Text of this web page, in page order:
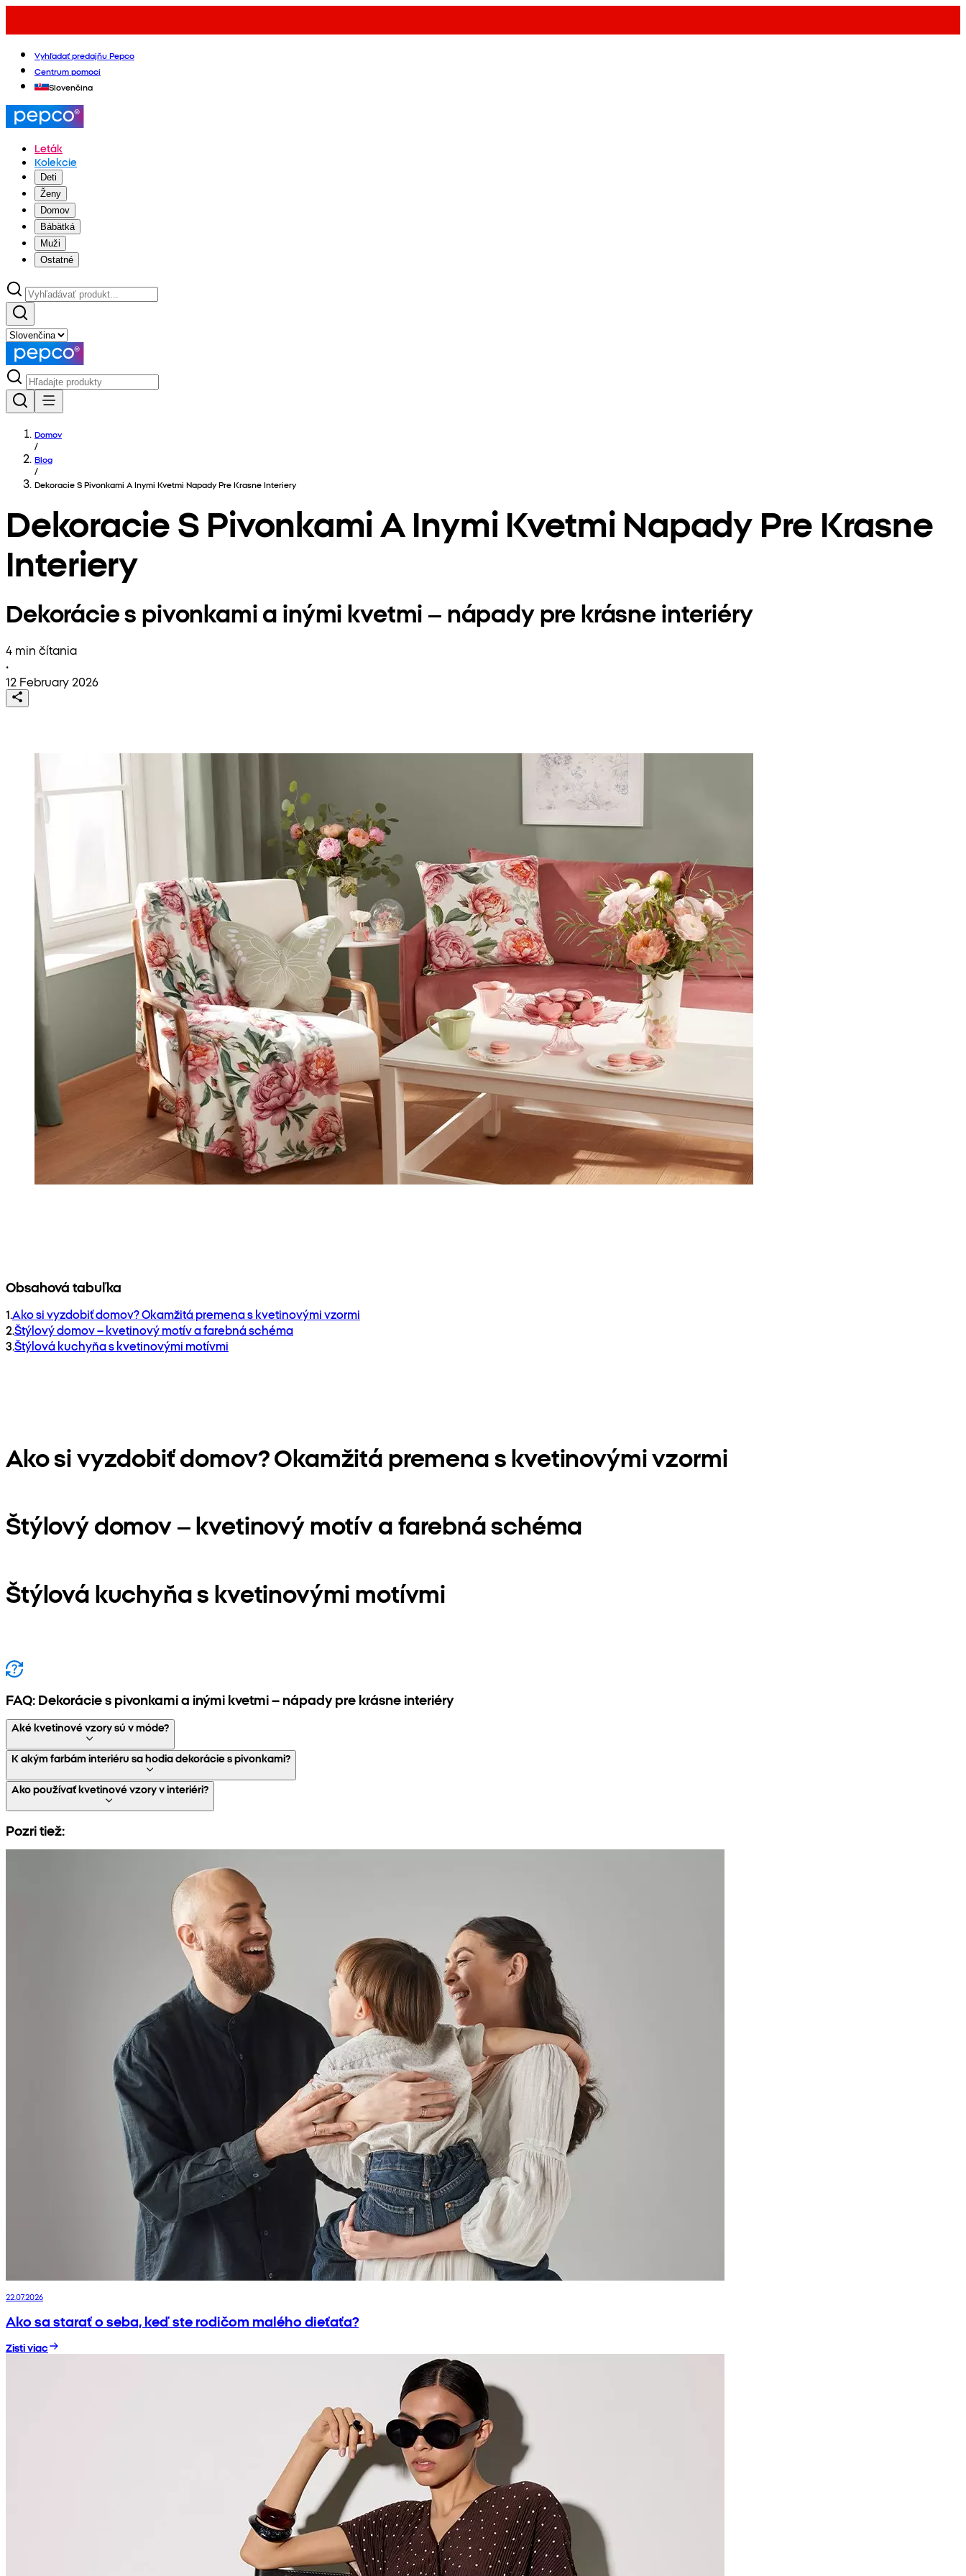
Vyhľadať predajňu Pepco
Centrum pomoci
Slovenčina
Leták
Kolekcie
Deti
Ženy
Domov
Bábätká
Muži
Ostatné
Domov
/
Blog
/
Dekoracie S Pivonkami A Inymi Kvetmi Napady Pre Krasne Interiery
Dekoracie S Pivonkami A Inymi Kvetmi Napady Pre Krasne
Interiery
Dekorácie s pivonkami a inými kvetmi – nápady pre krásne interiéry
4 min čítania
•
12 February 2026
Obsahová tabuľka
1.Ako si vyzdobiť domov? Okamžitá premena s kvetinovými vzormi
2.Štýlový domov – kvetinový motív a farebná schéma
3.Štýlová kuchyňa s kvetinovými motívmi
Ako si vyzdobiť domov? Okamžitá premena s kvetinovými vzormi
Štýlový domov – kvetinový motív a farebná schéma
Štýlová kuchyňa s kvetinovými motívmi
FAQ: Dekorácie s pivonkami a inými kvetmi – nápady pre krásne interiéry
Aké kvetinové vzory sú v móde?
K akým farbám interiéru sa hodia dekorácie s pivonkami?
Ako používať kvetinové vzory v interiéri?
Pozri tiež:
22.07.2026
Ako sa starať o seba, keď ste rodičom malého dieťaťa?
Zisti viac